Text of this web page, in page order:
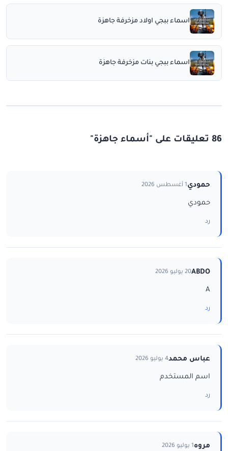
اسماء ببجي اولاد مزخرفة جاهزة
اسماء ببجي بنات مزخرفة جاهزة
86 تعليقات على "أسماء جاهزة"
حمودي1 أغسطس 2026
حمودي
رد
ABDO20 يوليو 2026
A
رد
عباس محمد4 يوليو 2026
اسم المستخدم
رد
مروه1 يوليو 2026